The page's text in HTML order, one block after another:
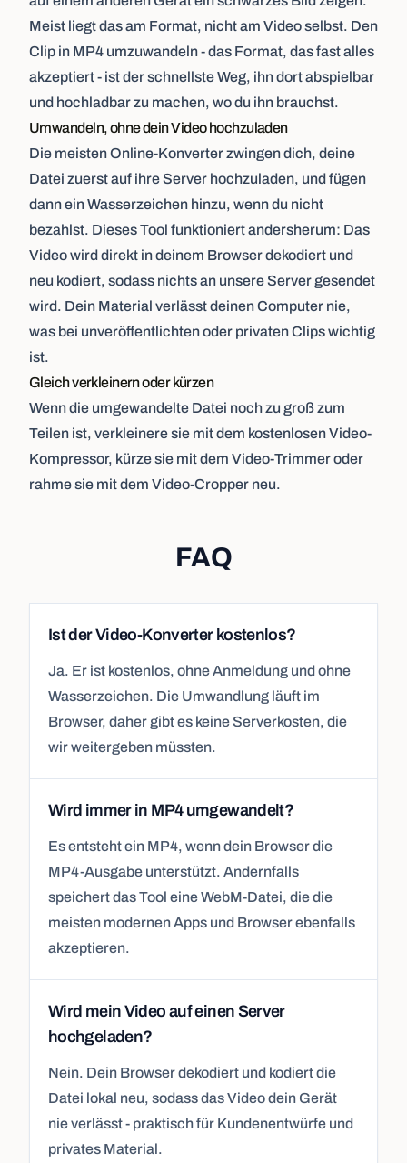
Meist liegt das am Format, nicht am Video selbst. Den
Clip in MP4 umzuwandeln - das Format, das fast alles
akzeptiert - ist der schnellste Weg, ihn dort abspielbar
und hochladbar zu machen, wo du ihn brauchst.
Umwandeln, ohne dein Video hochzuladen
Die meisten Online-Konverter zwingen dich, deine
Datei zuerst auf ihre Server hochzuladen, und fügen
dann ein Wasserzeichen hinzu, wenn du nicht
bezahlst. Dieses Tool funktioniert andersherum: Das
Video wird direkt in deinem Browser dekodiert und
neu kodiert, sodass nichts an unsere Server gesendet
wird. Dein Material verlässt deinen Computer nie,
was bei unveröffentlichten oder privaten Clips wichtig
ist.
Gleich verkleinern oder kürzen
Wenn die umgewandelte Datei noch zu groß zum
Teilen ist, verkleinere sie mit dem kostenlosenVideo-
Kompressor, kürze sie mit dem Video-Trimmeroder
rahme sie mit dem Video-Cropper neu.
FAQ
Ist der Video-Konverter kostenlos?
Ja. Er ist kostenlos, ohne Anmeldung und ohne
Wasserzeichen. Die Umwandlung läuft im
Browser, daher gibt es keine Serverkosten, die
wir weitergeben müssten.
Wird immer in MP4 umgewandelt?
Es entsteht ein MP4, wenn dein Browser die
MP4-Ausgabe unterstützt. Andernfalls
speichert das Tool eine WebM-Datei, die die
meisten modernen Apps und Browser ebenfalls
akzeptieren.
Wird mein Video auf einen Server
hochgeladen?
Nein. Dein Browser dekodiert und kodiert die
Datei lokal neu, sodass das Video dein Gerät
nie verlässt - praktisch für Kundenentwürfe und
privates Material.